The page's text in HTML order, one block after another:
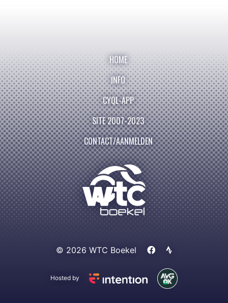
HOME
INFO
CYQL-APP
SITE 2007-2023
CONTACT/AANMELDEN
© 2026 WTC Boekel
Hosted by